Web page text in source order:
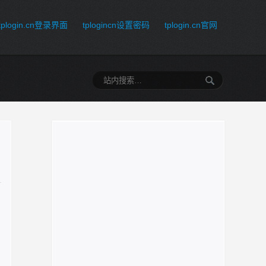
登录界面 tplogincn设置密码 tplogin.cn官网